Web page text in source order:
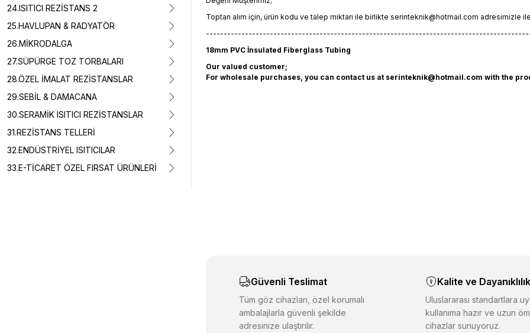
24.ISITICI REZİSTANS 2
25.HAVLUPAN & RADYATÖR
26.MİKRODALGA
27.SÜPÜRGE TOZ TORBALARI
28.ÖZEL İMALAT REZİSTANSLAR
29.SEBİL & DAMACANA
30.SERAMİK ISITICI REZİSTANSLAR
31.REZİSTANS TELLERİ
32.ENDÜSTRİYEL ISITICILAR
33.E-TİCARET ÖZEL FIRSAT ÜRÜNLERİ
Toptan alım için, ürün kodu ve talep miktarı ile birlikte serinteknik@hotmail.com adresimizle
18mm PVC İnsulated Fiberglass Tubing
Our valued customer;
For wholesale purchases, you can contact us at serinteknik@hotmail.com with the
Ürün fiyatı diğer sitelerden daha pahalı.
Bu ürüne benzer farklı alternatifler olmalı.
Güvenli Teslimat
Tüm göz cihazları, özel korumalı
ambalajlarla güvenli şekilde
adresinize ulaştırılır.
Kalite ve Dayanıklılık
Uluslararası standartlara
kullanıma hazır ve uzun
cihazlar sunuyoruz.